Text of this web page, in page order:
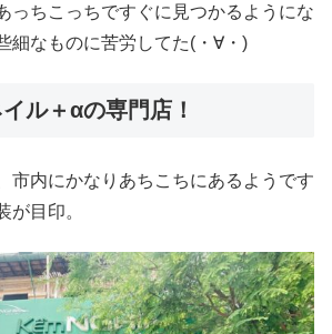
っちこっちですぐに見つかるようにな
細なものに苦労してた(・∀・)
ル＋αの専門店！
市内にかなりあちこちにあるようです
が目印。